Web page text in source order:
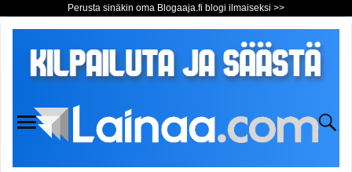
Perusta sinäkin oma Blogaaja.fi blogi ilmaiseksi >>